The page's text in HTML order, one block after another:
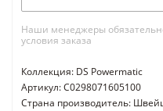
Наши менеджеры
условия заказа
Коллекция: DS Powermatic
Артикул: C0298071605100
Страна производитель: